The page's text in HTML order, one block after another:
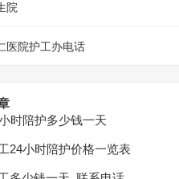
院
医院护工办电话
时陪护多少钱一天
24小时陪护价格一览表